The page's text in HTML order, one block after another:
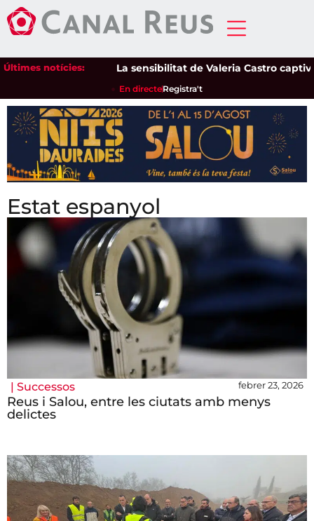
Últimes notícies: La sensibilitat de Valeria Castro
En directeRegistra't
Estat espanyol
| Successos febrer 23, 2026
Reus i Salou, entre les ciutats amb menys
delictes